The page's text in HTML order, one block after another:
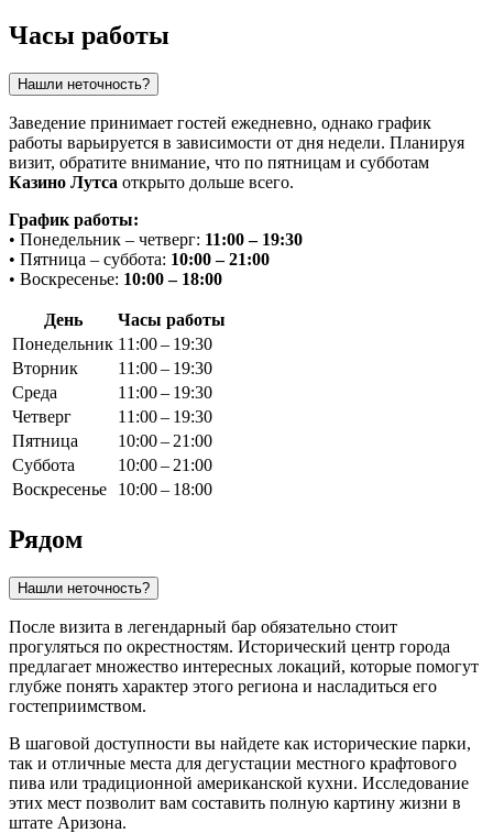
Часы работы
Нашли неточность?
Заведение принимает гостей ежедневно, однако график
работы варьируется в зависимости от дня недели. Планируя
визит, обратите внимание, что по пятницам и субботам
Казино Лутса открыто дольше всего.
График работы:
• Понедельник – четверг: 11:00 – 19:30
• Пятница – суббота: 10:00 – 21:00
• Воскресенье: 10:00 – 18:00
День
Часы работы
Понедельник 11:00 – 19:30
Вторник
11:00 – 19:30
Среда
11:00 – 19:30
Четверг
11:00 – 19:30
Пятница
10:00 – 21:00
Суббота
10:00 – 21:00
Воскресенье
10:00 – 18:00
Рядом
Нашли неточность?
После визита в легендарный бар обязательно стоит
прогуляться по окрестностям. Исторический центр города
предлагает множество интересных локаций, которые помогут
глубже понять характер этого региона и насладиться его
гостеприимством.
В шаговой доступности вы найдете как исторические парки,
так и отличные места для дегустации местного крафтового
пива или традиционной американской кухни. Исследование
этих мест позволит вам составить полную картину жизни в
штате Аризона.